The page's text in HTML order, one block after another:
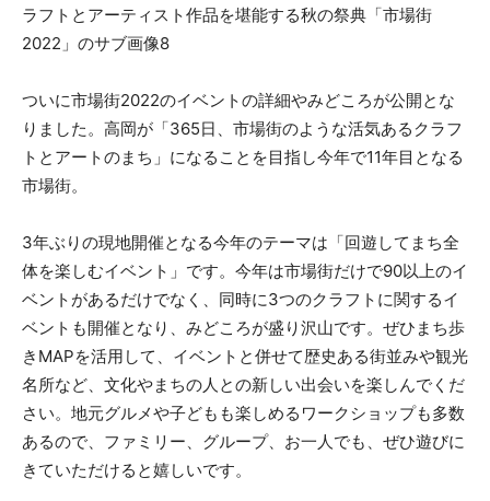
ついに市場街2022のイベントの詳細やみどころが公開とな
りました。高岡が「365日、市場街のような活気あるクラフ
トとアートのまち」になることを目指し今年で11年目となる
市場街。
3年ぶりの現地開催となる今年のテーマは「回遊してまち全
体を楽しむイベント」です。今年は市場街だけで90以上のイ
ベントがあるだけでなく、同時に3つのクラフトに関するイ
ベントも開催となり、みどころが盛り沢山です。ぜひまち歩
きMAPを活用して、イベントと併せて歴史ある街並みや観光
名所など、文化やまちの人との新しい出会いを楽しんでくだ
さい。地元グルメや子どもも楽しめるワークショップも多数
あるので、ファミリー、グループ、お一人でも、ぜひ遊びに
きていただけると嬉しいです。